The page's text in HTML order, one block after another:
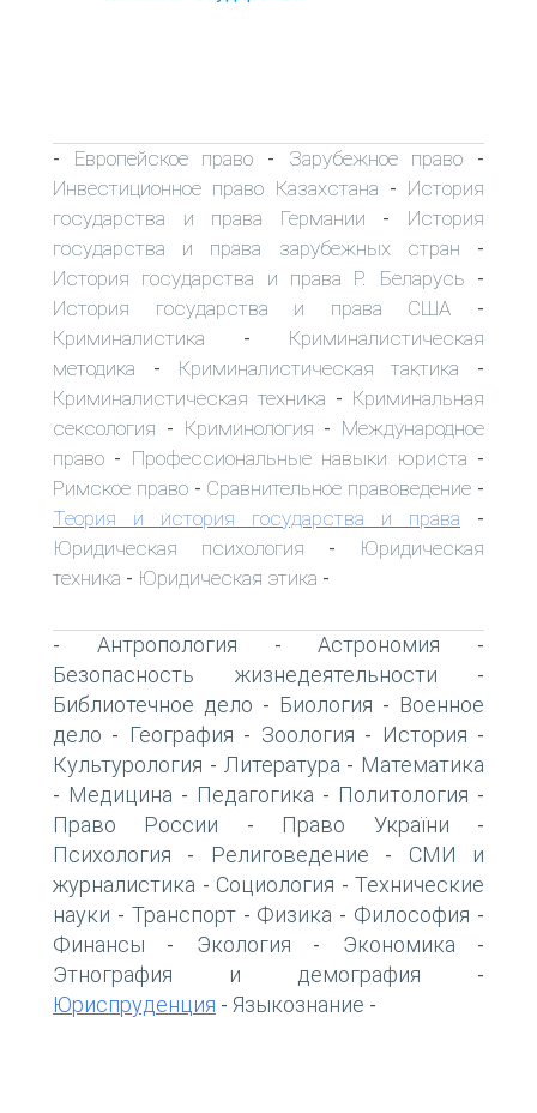
- Европейское право - Зарубежное право -
Инвестиционное право Казахстана - История
государства и права Германии - История
государства и права зарубежных стран -
История государства и права Р. Беларусь -
История государства и права США -
Криминалистика - Криминалистическая
методика - Криминалистическая тактика -
Криминалистическая техника - Криминальная
сексология - Криминология - Международное
право - Профессиональные навыки юриста -
Римское право- Сравнительное правоведение -
Теория и история государства и права -
Юридическая психология -
Юридическая
техника - Юридическая этика -
- Антропология -Астрономия -
Безопасность жизнедеятельности -
Библиотечное дело - Биология - Военное
дело - География - Зоология - История -
Культурология - Литература - Математика
- Медицина - Педагогика - Политология -
Право России - Право України -
Психология - Религоведение - СМИ и
журналистика - Социология - Технические
науки - Транспорт- Физика - Философия -
Финансы - Экология - Экономика -
Этнография и демография -
Юриспруденция - Языкознание -